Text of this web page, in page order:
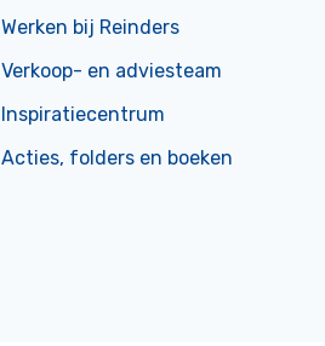
Werken bij Reinders
Verkoop- en adviesteam
Inspiratiecentrum
Acties, folders en boeken